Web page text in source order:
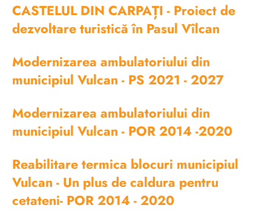
CASTELUL DIN CARPAȚI - Proiect de
dezvoltare turistică în Pasul Vîlcan
Modernizarea ambulatoriului din
municipiul Vulcan - PS 2021 - 2027
Modernizarea ambulatoriului din
municipiul Vulcan - POR 2014 -2020
Reabilitare termica blocuri municipiul
Vulcan - Un plus de caldura pentru
cetateni- POR 2014 - 2020